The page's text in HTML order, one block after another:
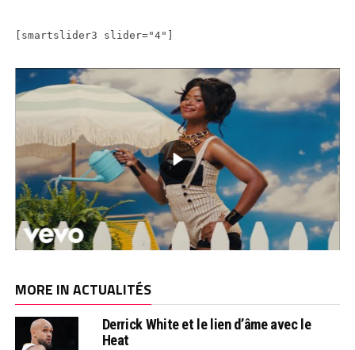
[smartslider3 slider="4"]
MORE IN ACTUALITÉS
Derrick White et le lien d’âme avec le
Heat